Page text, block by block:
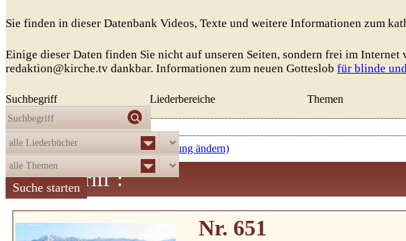
Sie finden in dieser Datenbank Videos, Texte und weitere Informationen zum
Einige dieser Daten finden Sie nicht auf unseren Seiten, sondern frei im
redaktion@kirche.tv dankbar. Informationen zum neuen Gotteslob für blinde
Suchbegriff Liederbereiche Themen
Die Auswahlergab521Treffer:
aufsteigend nach Nummer (Sortierung ändern)
Suchbegriff :
Nr. 651